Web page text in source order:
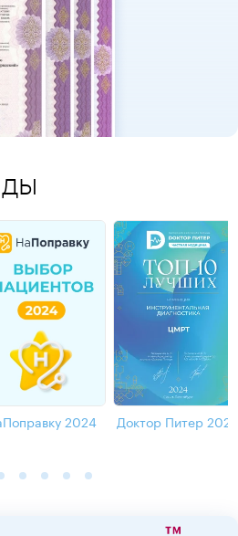
2024 Доктор Питер